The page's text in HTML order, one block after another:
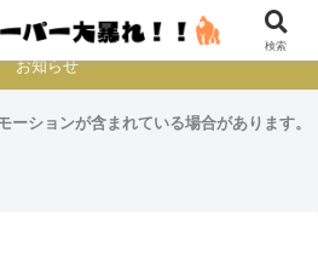
とかゲームプレイとか
お知らせ
ションが含まれている場合があります。
検索